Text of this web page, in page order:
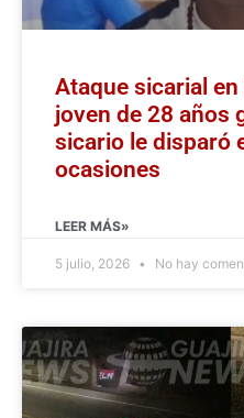
Ataque sicarial
joven de 28 años
sicario le disparó
ocasiones
LEER MÁS»
5 julio, 2026 No hay